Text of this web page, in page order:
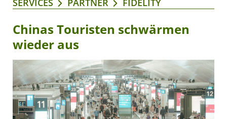
SERVICES PARTNER FIDELITY
Chinas Touristen schwärmen
wieder aus